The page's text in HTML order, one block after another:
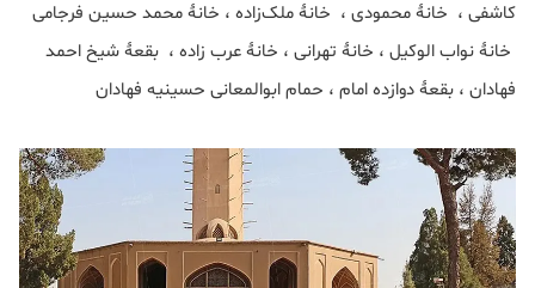
کاشفی ، خانهٔ محمودی ، خانهٔ ملک‌زاده ، خانهٔ محمد حسین فرجامی
خانهٔ نواب الوکیل ، خانهٔ تهرانی ، خانهٔ عرب زاده ، بقعهٔ شیخ احمد
فهادان ، بقعهٔ دوازده امام ، حمام ابوالمعانی حسینیه فهادان